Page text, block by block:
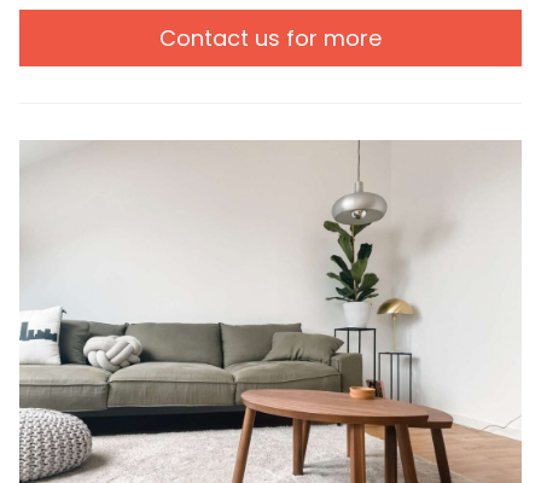
Contact us for more